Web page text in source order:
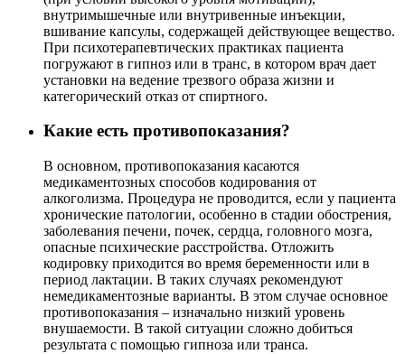
внутримышечные или внутривенные инъекции,
вшивание капсулы, содержащей действующее вещество.
При психотерапевтических практиках пациента
погружают в гипноз или в транс, в котором врач дает
установки на ведение трезвого образа жизни и
категорический отказ от спиртного.
Какие есть противопоказания?
В основном, противопоказания касаются
медикаментозных способов кодирования от
алкоголизма. Процедура не проводится, если у пациента
хронические патологии, особенно в стадии обострения,
заболевания печени, почек, сердца, головного мозга,
опасные психические расстройства. Отложить
кодировку приходится во время беременности или в
период лактации. В таких случаях рекомендуют
немедикаментозные варианты. В этом случае основное
противопоказания – изначально низкий уровень
внушаемости. В такой ситуации сложно добиться
результата с помощью гипноза или транса.